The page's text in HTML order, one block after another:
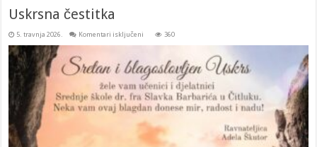
Uskrsna čestitka
5. travnja 2026. Komentari isključeni 360